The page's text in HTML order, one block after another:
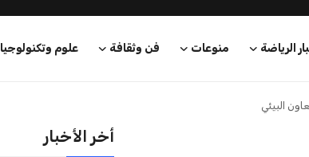
الرياضة منوعات فن وثقافة علوم وتكنولوجيا
البيئي
أخر الأخبار